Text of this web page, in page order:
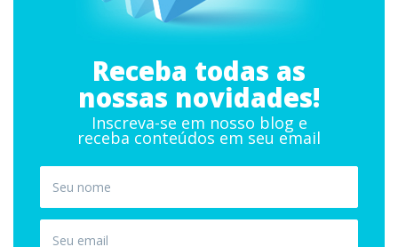
Receba todas as
nossas novidades!
Inscreva-se em nosso blog e
receba conteúdos em seu email